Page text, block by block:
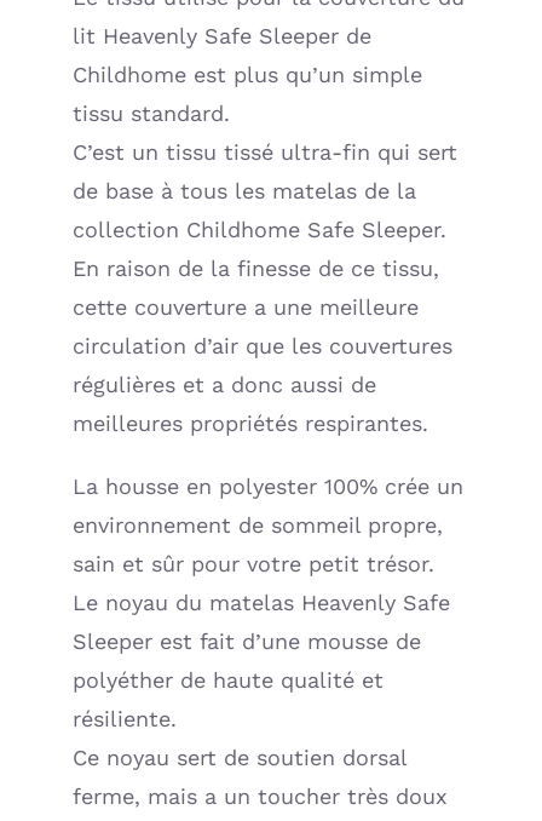
lit Heavenly Safe Sleeper de
Childhome est plus qu’un simple
tissu standard.
C’est un tissu tissé ultra-fin qui sert
de base à tous les matelas de la
collection Childhome Safe Sleeper.
En raison de la finesse de ce tissu,
cette couverture a une meilleure
circulation d’air que les couvertures
régulières et a donc aussi de
meilleures propriétés respirantes.
La housse en polyester 100% crée un
environnement de sommeil propre,
sain et sûr pour votre petit trésor.
Le noyau du matelas Heavenly Safe
Sleeper est fait d’une mousse de
polyéther de haute qualité et
résiliente.
Ce noyau sert de soutien dorsal
ferme, mais a un toucher très doux